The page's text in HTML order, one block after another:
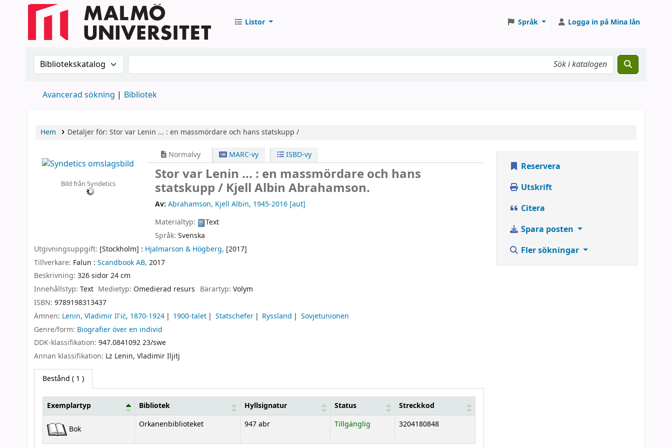
Listor Språk Logga in på Mina lån
Sök i katalogen efter:Sök i katalogen
Avancerad sökning Bibliotek
Hem Detaljer för: Stor var Lenin ... : en massmördare och hans statskupp /
Bild från Syndetics
Normalvy MARC-vy ISBD-vy
Stor var Lenin ... : en massmördare och hans
statskupp / Kjell Albin Abrahamson.
Av: Abrahamson, Kjell Albin, 1945-2016[aut]
Materialtyp:
Text
Språk:Svenska
Utgivningsuppgift: [Stockholm] : Hjalmarson & Högberg, [2017]
Tillverkare: Falun : Scandbook AB, 2017
Beskrivning: 326 sidor 24 cm
Innehållstyp: Text Medietyp: Omedierad resurs Bärartyp: Volym
ISBN: 9789198313437
Ämnen: Lenin, Vladimir Ilʹič, 1870-1924 1900-talet Statschefer Ryssland
Sovjetunionen
Genre/form: Biografier över en individ
DDK-klassifikation: 947.0841092 23/swe
Annan klassifikation: Lz Lenin, Vladimir Iljitj
Bestånd ( 1 )
Bestånd
Exemplartyp Bibliotek Hyllsignatur Status Streckkod
Bok Orkanenbiblioteket 947 abr Tillgänglig 3204180848
Reservera
Utskrift
Citera
Spara posten
Fler sökningar